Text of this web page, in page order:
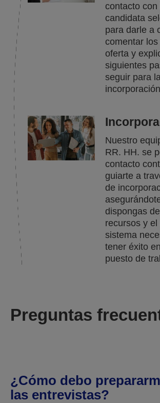
contacto
candidata
para darle a
comentar
oferta y
siguientes
seguir para
Nuestro
RR. HH. se
contacto
guiarte a
de
dispongas
recursos y el
sistema
tener éxito
puesto de
Preguntas
¿Cómo debo
las entrevistas?